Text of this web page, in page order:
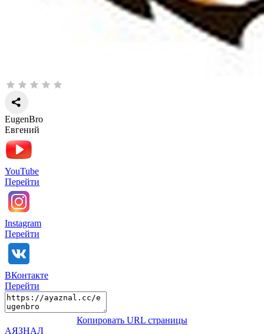
EugenBro
Евгений
YouTube
Перейти
Instagram
Перейти
ВКонтакте
Перейти
Копировать URL страницы
АЯЗНАЛ